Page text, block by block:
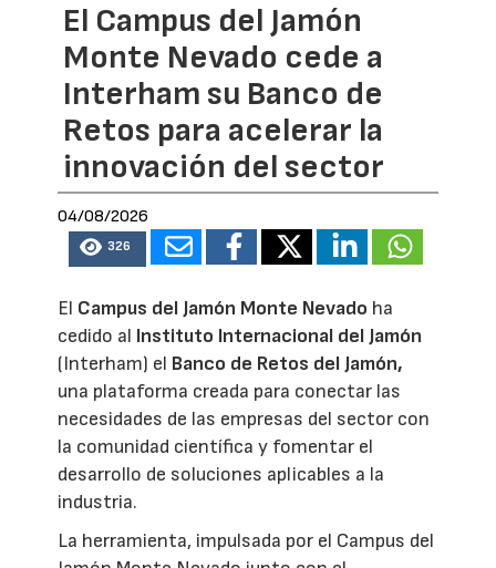
El Campus del Jamón
Monte Nevado cede a
Interham su Banco de
Retos para acelerar la
innovación del sector
04/08/2026
326
El Campus del Jamón Monte Nevado ha
cedido al Instituto Internacional del Jamón
(Interham) el Banco de Retos del Jamón,
una plataforma creada para conectar las
necesidades de las empresas del sector con
la comunidad científica y fomentar el
desarrollo de soluciones aplicables a la
industria.
La herramienta, impulsada por el Campus del